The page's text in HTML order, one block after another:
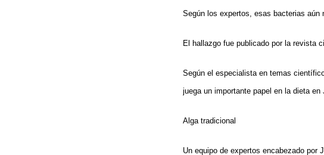
Según los expertos, esas bacterias aún
El hallazgo fue publicado por la revista
Según el especialista en temas
juega un importante papel en la dieta
Alga tradicional
Un equipo de expertos encabezado por